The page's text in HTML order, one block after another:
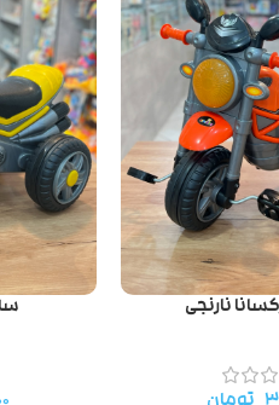
نارنجی